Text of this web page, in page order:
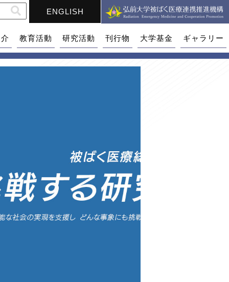
ENGLISH
教育活動 研究活動 刊行物 大学基金 ギャラリー